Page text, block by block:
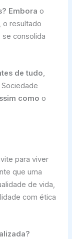
Embora o
o resultado
se consolida
de tudo,
como o
para viver
que uma
de vida,
com ética